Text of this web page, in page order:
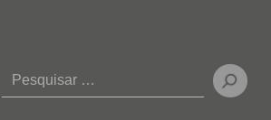
serviço disponibilizado no eCAC e
de ativos financeiros no exterior
intermédio de instituição financeira
no País e a operar no mercado
transferência bancária.